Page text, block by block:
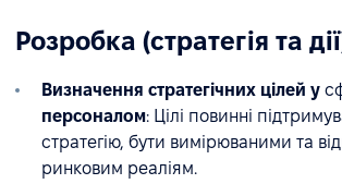
Розробка (стратегія та
Визначення стратегічних цілей у
персоналом: Цілі повинні
стратегію, бути вимірюваними та
ринковим реаліям.